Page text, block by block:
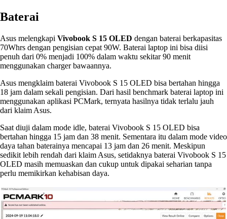
Baterai
Asus melengkapi Vivobook S 15 OLED dengan baterai berkapasitas
70Whrs dengan pengisian cepat 90W. Baterai laptop ini bisa diisi
penuh dari 0% menjadi 100% dalam waktu sekitar 90 menit
menggunakan charger bawaannya.
Asus mengklaim baterai Vivobook S 15 OLED bisa bertahan hingga
18 jam dalam sekali pengisian. Dari hasil benchmark baterai laptop ini
menggunakan aplikasi PCMark, ternyata hasilnya tidak terlalu jauh
dari klaim Asus.
Saat diuji dalam mode idle, baterai Vivobook S 15 OLED bisa
bertahan hingga 15 jam dan 38 menit. Sementara itu dalam mode video
daya tahan baterainya mencapai 13 jam dan 26 menit. Meskipun
sedikit lebih rendah dari klaim Asus, setidaknya baterai Vivobook S 15
OLED masih memuaskan dan cukup untuk dipakai seharian tanpa
perlu memikirkan kehabisan daya.